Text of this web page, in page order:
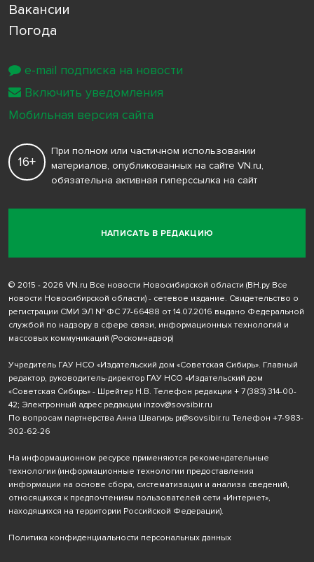
Вакансии
Погода
НАПИСАТЬ В РЕДАКЦИЮ
16+
При полном или частичном использовании
материалов, опубликованных на сайте VN.ru,
обязательна активная гиперссылка на сайт
© 2015 - 2026 VN.ru Все новости Новосибирской области (ВН.ру Все
новости Новосибирской области) - сетевое издание. Свидетельство о
регистрации СМИ ЭЛ № ФС 77-66488 от 14.07.2016 выдано Федеральной
службой по надзору в сфере связи, информационных технологий и
массовых коммуникаций (Роскомнадзор)
Учредитель ГАУ НСО «Издательский дом «Советская Сибирь». Главный
редактор, руководитель-директор ГАУ НСО «Издательский дом
«Советская Сибирь» - Шрейтер Н.В. Телефон редакции + 7 (383) 314-00-
42; Электронный адрес редакции inzov@sovsibir.ru
По вопросам партнерства Анна Швагирь pr@sovsibir.ru Телефон +7-983-
302-62-26
На информационном ресурсе применяются рекомендательные
технологии (информационные технологии предоставления
информации на основе сбора, систематизации и анализа сведений,
относящихся к предпочтениям пользователей сети «Интернет»,
находящихся на территории Российской Федерации).
Политика конфиденциальности персональных данных
e-mail подписка на новости
Включить уведомления
Мобильная версия сайта